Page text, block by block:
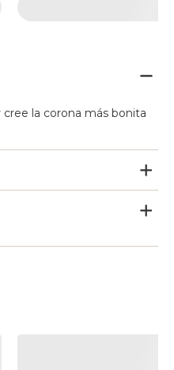
cree la corona más bonita